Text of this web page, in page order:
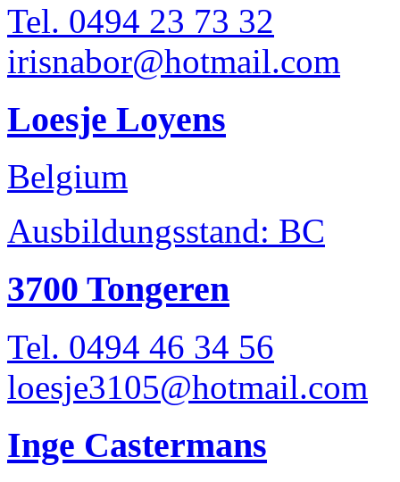
Tel. 0494 23 73 32
irisnabor@hotmail.com
Loesje Loyens
Belgium
Ausbildungsstand: BC
3700 Tongeren
Tel. 0494 46 34 56
loesje3105@hotmail.com
Inge Castermans